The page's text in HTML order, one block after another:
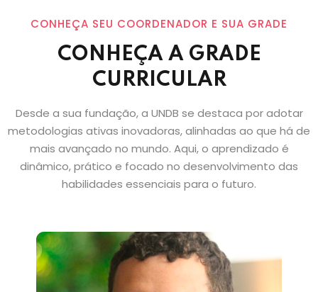
CONHEÇA SEU COORDENADOR E SUA GRADE
CONHEÇA A GRADE
CURRICULAR
Desde a sua fundação, a UNDB se destaca por adotar
metodologias ativas inovadoras, alinhadas ao que há de
mais avançado no mundo. Aqui, o aprendizado é
dinâmico, prático e focado no desenvolvimento das
habilidades essenciais para o futuro.